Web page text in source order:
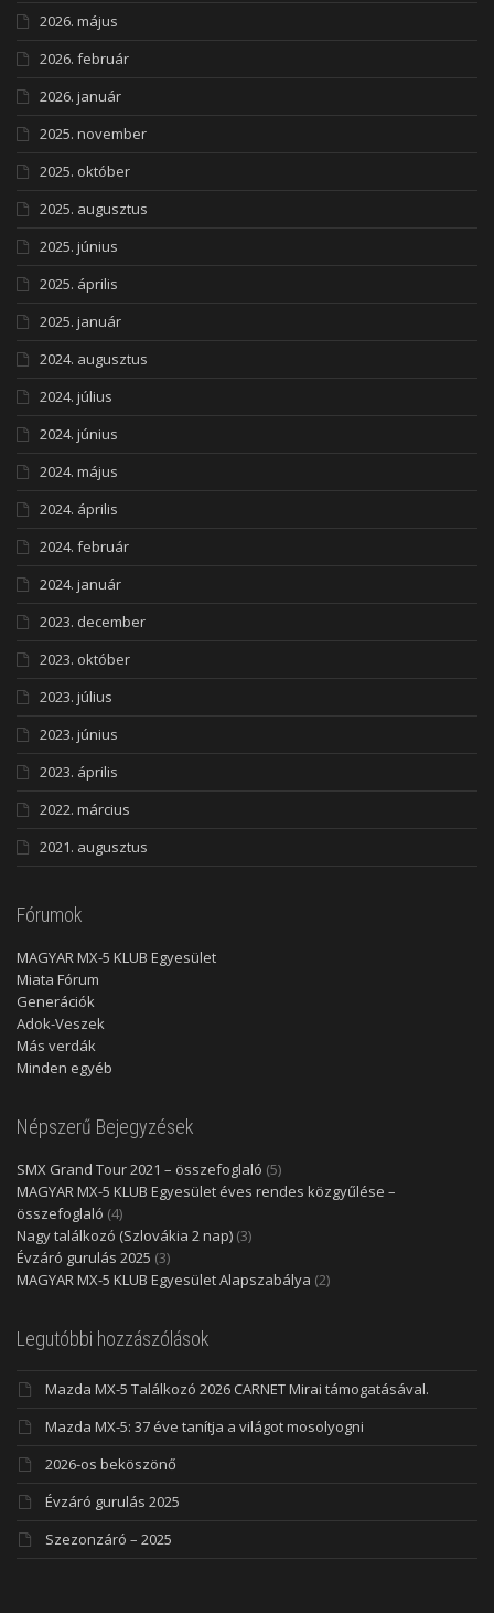
2026. május
2026. február
2026. január
2025. november
2025. október
2025. augusztus
2025. június
2025. április
2025. január
2024. augusztus
2024. július
2024. június
2024. május
2024. április
2024. február
2024. január
2023. december
2023. október
2023. július
2023. június
2023. április
2022. március
2021. augusztus
Fórumok
MAGYAR MX-5 KLUB Egyesület
Miata Fórum
Generációk
Adok-Veszek
Más verdák
Minden egyéb
Népszerű Bejegyzések
SMX Grand Tour 2021 – összefoglaló (5)
MAGYAR MX-5 KLUB Egyesület éves rendes közgyűlése –
összefoglaló (4)
Nagy találkozó (Szlovákia 2 nap) (3)
Évzáró gurulás 2025 (3)
MAGYAR MX-5 KLUB Egyesület Alapszabálya (2)
Legutóbbi hozzászólások
Mazda MX-5 Találkozó 2026 CARNET Mirai támogatásával.
Mazda MX-5: 37 éve tanítja a világot mosolyogni
2026-os beköszönő
Évzáró gurulás 2025
Szezonzáró – 2025